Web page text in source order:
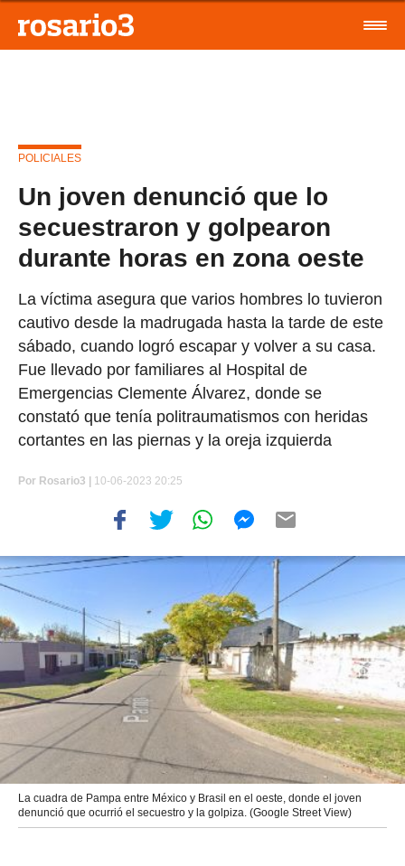
POLICIALES
Un joven denunció que lo
secuestraron y golpearon
durante horas en zona oeste
La víctima asegura que varios hombres lo tuvieron
cautivo desde la madrugada hasta la tarde de este
sábado, cuando logró escapar y volver a su casa.
Fue llevado por familiares al Hospital de
Emergencias Clemente Álvarez, donde se
constató que tenía politraumatismos con heridas
cortantes en las piernas y la oreja izquierda
Por Rosario3 | 10-06-2023 20:25
La cuadra de Pampa entre México y Brasil en el oeste, donde el joven
denunció que ocurrió el secuestro y la golpiza. (Google Street View)